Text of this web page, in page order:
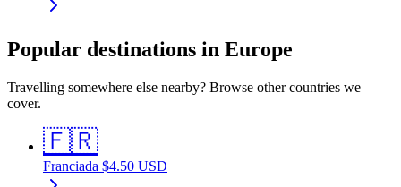
Popular destinations in Europe
Travelling somewhere else nearby? Browse other countries we
cover.
🇫🇷
Franciada $4.50 USD